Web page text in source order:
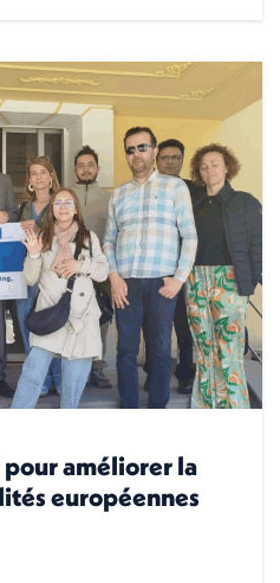
améliorer la
européennes